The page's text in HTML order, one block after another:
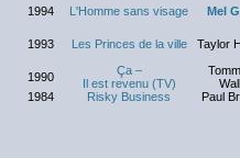
1994
L'Homme sans visage Mel
1993 Les Princes de la ville Taylor
1990
Ça –
Il est revenu (TV)
1984
Risky Business Paul